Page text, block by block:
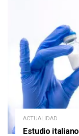
ACTUALIDAD
Estudio